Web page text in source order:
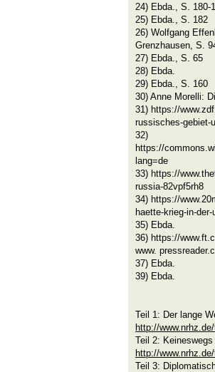
24) Ebda., S. 180-
25) Ebda., S. 182
26) Wolfgang
Grenzhausen, S.
27) Ebda., S. 65
28) Ebda.
29) Ebda., S. 160
30) Anne Morelli:
31) https://
russisches-gebiet-
32)
https://
lang=de
33) https://
russia-82vpf5rh8
34) https://
haette-krieg-in-
35) Ebda.
36) https://
www.
37) Ebda.
39) Ebda.
Teil 1: Der lange
http://
Teil 2:
http://
Teil 3: